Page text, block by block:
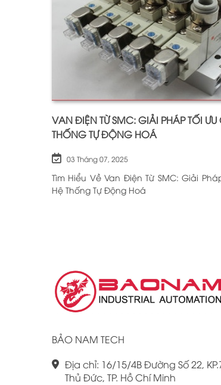
VAN ĐIỆN TỪ SMC: GIẢI PHÁP TỐI ƯU
THỐNG TỰ ĐỘNG HOÁ
03 Tháng 07, 2025
Tìm Hiểu Về Van Điện Từ SMC: Giải
Hệ Thống Tự Động Hoá
BẢO NAM TECH
Địa chỉ: 16/15/4B Đường Số 22,
Thủ Đức, TP. Hồ Chí Minh